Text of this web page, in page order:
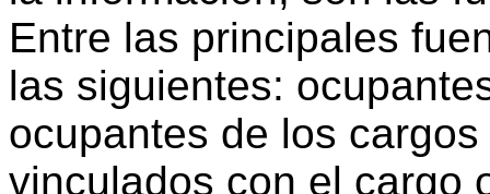
Entre las principales
las siguientes:
ocupantes de los
vinculados con el cargo